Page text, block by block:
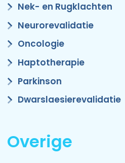
Nek- en Rugklachten
Neurorevalidatie
Oncologie
Haptotherapie
Parkinson
Dwarslaesierevalidatie
Overige